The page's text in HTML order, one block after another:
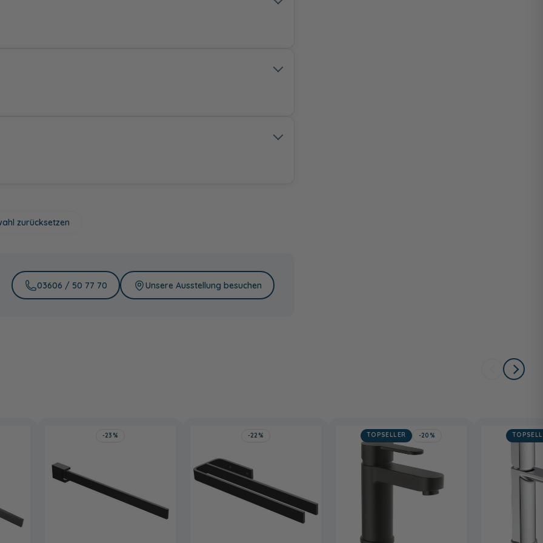
gepulvert
197,00 €
gepulvert
197,00 €
zurücksetzen
03606 / 50 77 70 Unsere Ausstellung besuchen
-23% -22% TOPSELLER -20%